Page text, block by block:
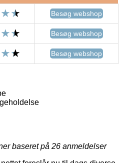
Besøg webshop
Besøg webshop
Besøg webshop
baseret på 26 anmeldelser